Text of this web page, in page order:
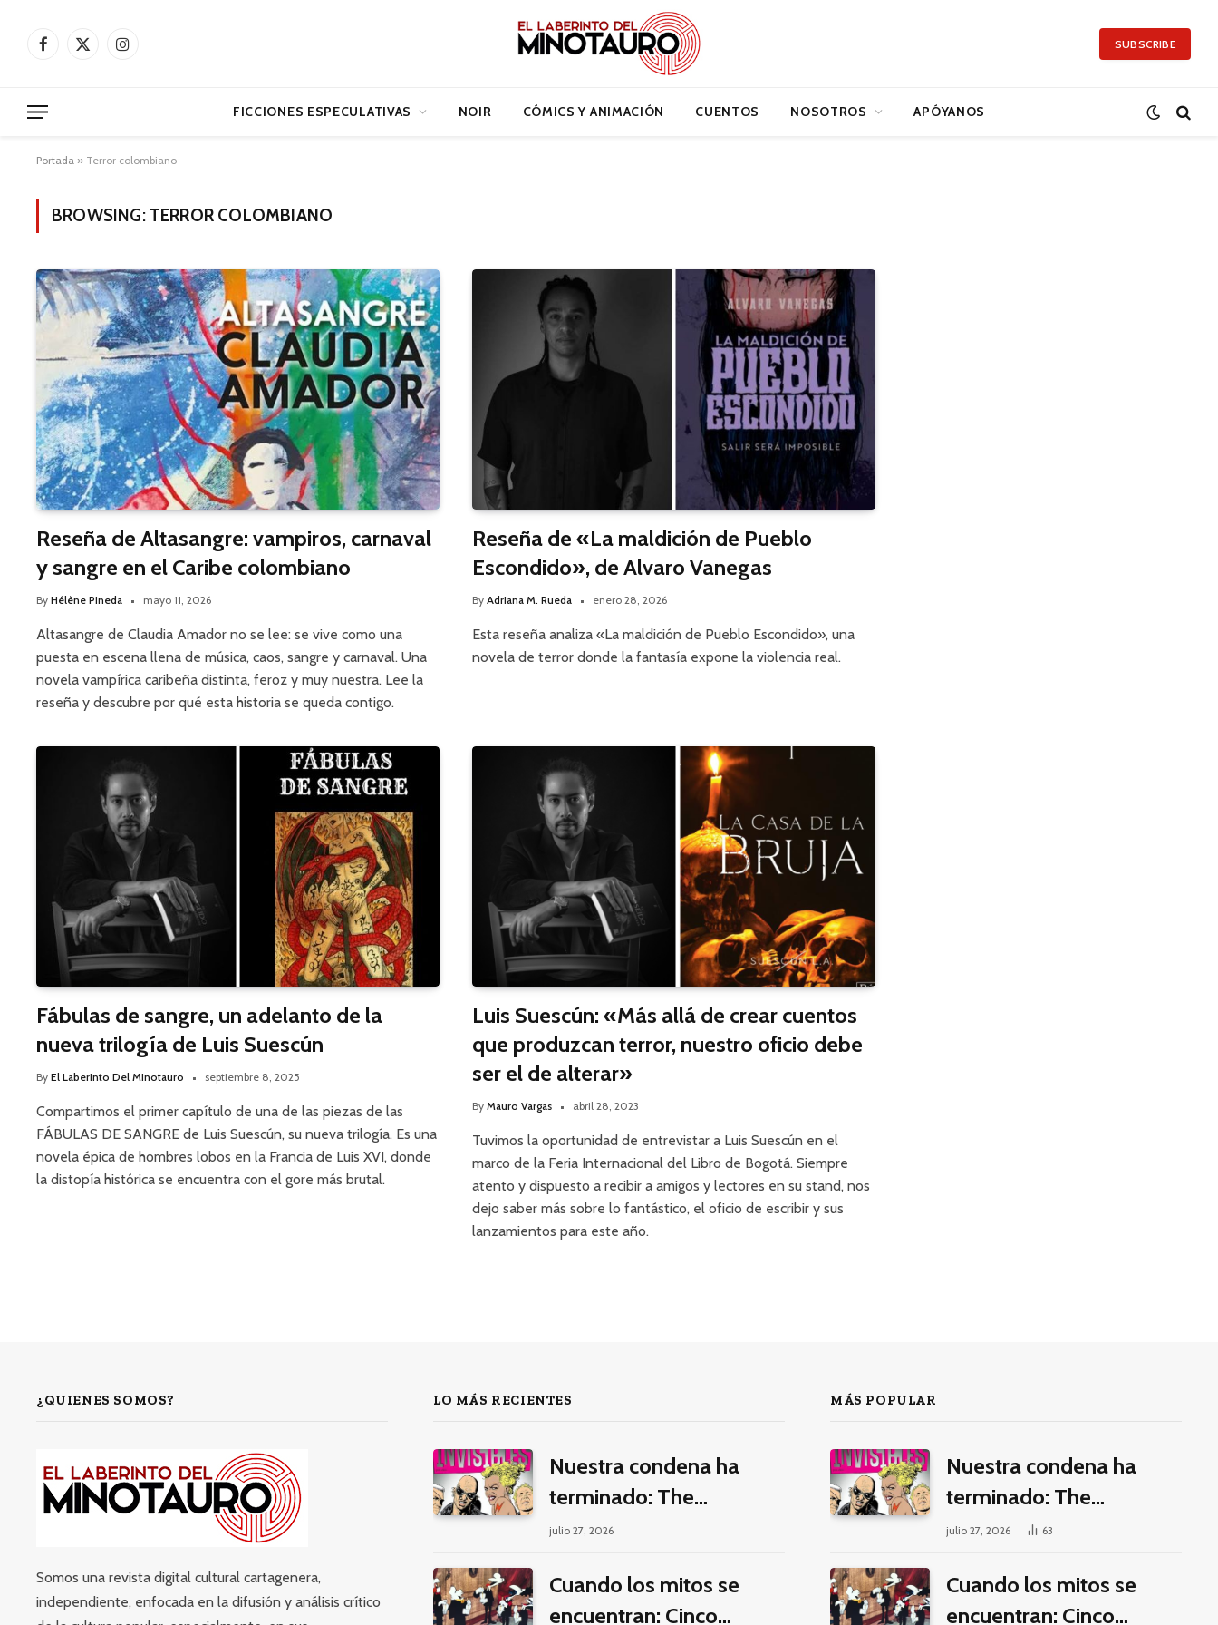
Facebook
X
Instagram SUBSCRIBE
FICCIONES ESPECULATIVAS NOIR CÓMICS Y ANIMACIÓN CUENTOS NOSOTROS APÓYANOS
Portada » Terror colombiano
BROWSING: TERROR COLOMBIANO
Reseña de Altasangre: vampiros, carnaval
y sangre en el Caribe colombiano
By Hélène Pineda mayo 11, 2026
Altasangre de Claudia Amador no se lee: se vive como una
puesta en escena llena de música, caos, sangre y carnaval. Una
novela vampírica caribeña distinta, feroz y muy nuestra. Lee la
reseña y descubre por qué esta historia se queda contigo.
Reseña de «La maldición de Pueblo
Escondido», de Alvaro Vanegas
By Adriana M. Rueda enero 28, 2026
Esta reseña analiza «La maldición de Pueblo Escondido», una
novela de terror donde la fantasía expone la violencia real.
Fábulas de sangre, un adelanto de la
nueva trilogía de Luis Suescún
By El Laberinto Del Minotauro septiembre 8, 2025
Compartimos el primer capítulo de una de las piezas de las
FÁBULAS DE SANGRE de Luis Suescún, su nueva trilogía. Es una
novela épica de hombres lobos en la Francia de Luis XVI, donde
la distopía histórica se encuentra con el gore más brutal.
Luis Suescún: «Más allá de crear cuentos
que produzcan terror, nuestro oficio debe
ser el de alterar»
By Mauro Vargas abril 28, 2023
Tuvimos la oportunidad de entrevistar a Luis Suescún en el
marco de la Feria Internacional del Libro de Bogotá. Siempre
atento y dispuesto a recibir a amigos y lectores en su stand, nos
dejo saber más sobre lo fantástico, el oficio de escribir y sus
lanzamientos para este año.
¿QUIENES SOMOS?
Somos una revista digital cultural cartagenera,
independiente, enfocada en la difusión y análisis crítico
LO MÁS RECIENTES
Nuestra condena ha
terminado: The
Invisibles y la guerra por
julio 27, 2026
Cuando los mitos se
encuentran: Cinco
MÁS POPULAR
Nuestra condena ha
terminado: The
Invisibles y la guerra por
julio 27, 2026 63
Cuando los mitos se
encuentran: Cinco